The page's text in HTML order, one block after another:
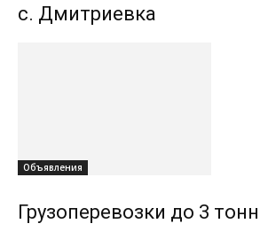
с. Дмитриевка
Объявления
Грузоперевозки до 3 тонн